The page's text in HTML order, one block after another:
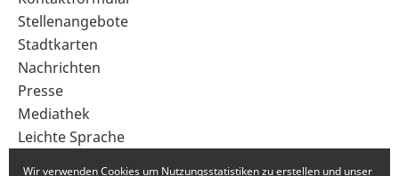
im
Fußbereich
Stellenangebote
Stadtkarten
Nachrichten
Presse
Mediathek
Leichte Sprache
Wir verwenden Cookies um Nutzungsstatistiken zu erstellen und unser